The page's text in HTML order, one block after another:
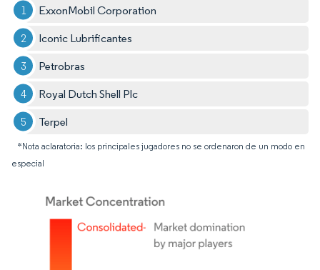
ExxonMobil Corporation
Iconic Lubrificantes
Petrobras
Royal Dutch Shell Plc
Terpel
*Nota aclaratoria: los principales jugadores no se ordenaron de un modo en
especial